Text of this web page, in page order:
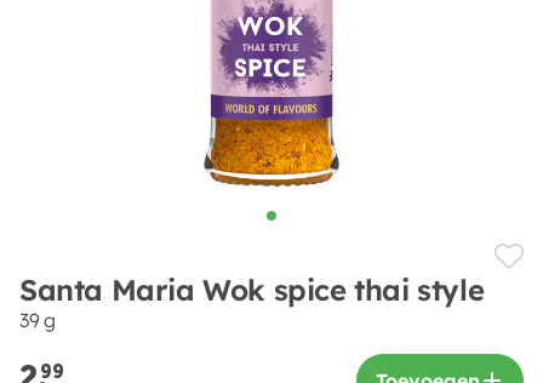
Santa Maria Wok spice thai style
39 g
99